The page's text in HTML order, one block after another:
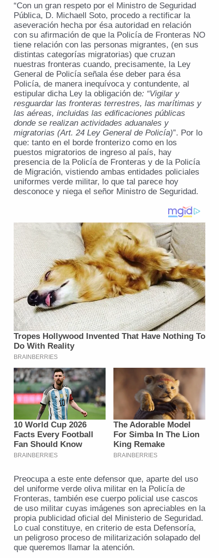
“Con un gran respeto por el Ministro de Seguridad
Pública, D. Michaell Soto, procedo a rectificar la
aseveración hecha por ésa autoridad en relación
con su afirmación de que la Policía de Fronteras NO
tiene relación con las personas migrantes, (en sus
distintas categorías migratorias) que cruzan
nuestras fronteras cuando, precisamente, la Ley
General de Policía señala ése deber para ésa
Policía, de manera inequívoca y contundente, al
estipular dicha Ley la obligación de: “Vigilar y
resguardar las fronteras terrestres, las marítimas y
las aéreas, incluidas las edificaciones públicas
donde se realizan actividades aduanales y
migratorias (Art. 24 Ley General de Policía)”. Por lo
que: tanto en el borde fronterizo como en los
puestos migratorios de ingreso al país, hay
presencia de la Policía de Fronteras y de la Policía
de Migración, vistiendo ambas entidades policiales
uniformes verde militar, lo que tal parece hoy
desconoce y niega el señor Ministro de Seguridad.
Preocupa a este ente defensor que, aparte del uso
del uniforme verde oliva militar en la Policía de
Fronteras, también ese cuerpo policial use cascos
de uso militar cuyas imágenes son apreciables en la
propia publicidad oficial del Ministerio de Seguridad.
Lo cual constituye, en criterio de esta Defensoría,
un peligroso proceso de militarización solapado del
que queremos llamar la atención.